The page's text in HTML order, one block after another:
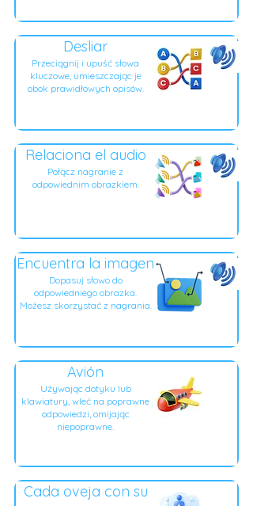
Desliar
Przeciągnij i upuść słowa
kluczowe, umieszczając je
obok prawidłowych opisów.
Relaciona el audio
Połącz nagranie z
odpowiednim obrazkiem.
Encuentra la imagen
Dopasuj słowo do
odpowiedniego obrazka.
Możesz skorzystać z nagrania.
Avión
Używając dotyku lub
klawiatury, wleć na poprawne
odpowiedzi, omijając
niepoprawne.
Cada oveja con su